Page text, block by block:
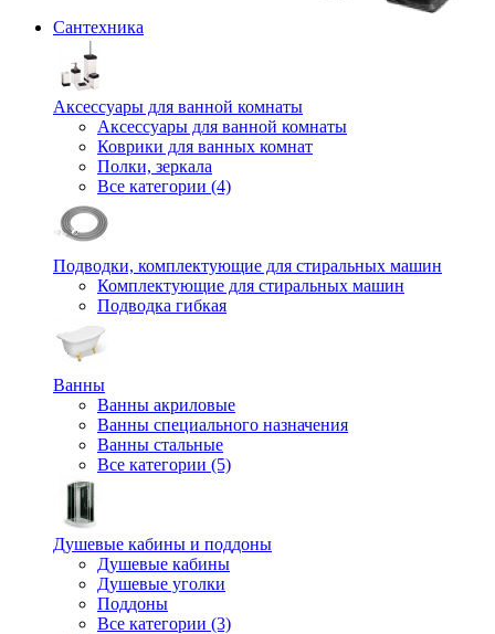
Сантехника
Аксессуары для ванной комнаты
Аксессуары для ванной комнаты
Коврики для ванных комнат
Полки, зеркала
Все категории (4)
Подводки, комплектующие для стиральных машин
Комплектующие для стиральных машин
Подводка гибкая
Ванны
Ванны акриловые
Ванны специального назначения
Ванны стальные
Все категории (5)
Душевые кабины и поддоны
Душевые кабины
Душевые уголки
Поддоны
Все категории (3)